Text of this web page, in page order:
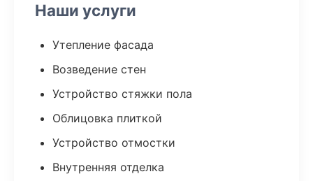
Наши услуги
Утепление фасада
Возведение стен
Устройство стяжки пола
Облицовка плиткой
Устройство отмостки
Внутренняя отделка